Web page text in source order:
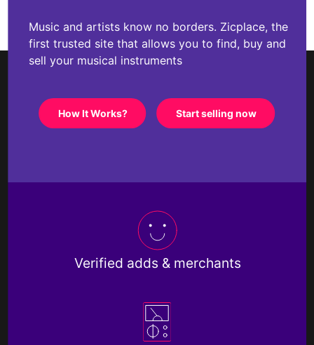
Music and artists know no borders. Zicplace, the
first trusted site that allows you to find, buy and
sell your musical instruments
How It Works? Start selling now
Verified adds & merchants